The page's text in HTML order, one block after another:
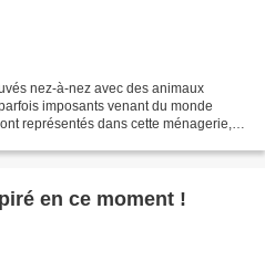
nez-à-nez avec des animaux
imposants venant du monde
représentés dans cette ménagerie, et
en ce moment !